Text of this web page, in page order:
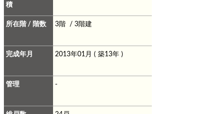
積
所在階 / 階数 3階 / 3階建
完成年月 2013年01月 ( 築13年 )
管理 -